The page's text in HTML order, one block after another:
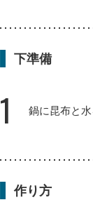
下準備
1 鍋に昆布と
作り方